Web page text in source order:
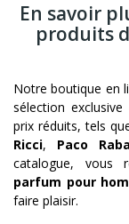
En savoir
produits
Notre boutique en
sélection exclusive
prix réduits, tels
Ricci, Paco
catalogue, vous
parfum pour
faire plaisir.